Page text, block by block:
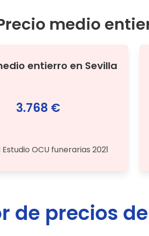
medio
entierro en Sevilla
3.768 €
OCU funerarias 2021
de precios